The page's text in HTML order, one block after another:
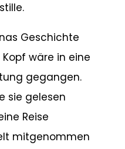
Geschichte
wäre in eine
gegangen.
sie gelesen
Reise
mitgenommen